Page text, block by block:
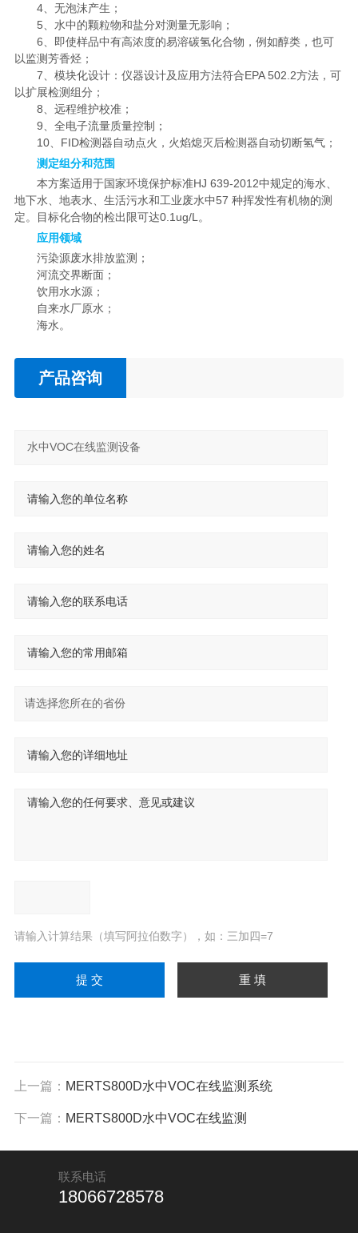
4、无泡沫产生；
5、水中的颗粒物和盐分对测量无影响；
6、即使样品中有高浓度的易溶碳氢化合物，例如醇类，也可
以监测芳香烃；
7、模块化设计：仪器设计及应用方法符合EPA 502.2方法，可
以扩展检测组分；
8、远程维护校准；
9、全电子流量质量控制；
10、FID检测器自动点火，火焰熄灭后检测器自动切断氢气；
测定组分和范围
本方案适用于国家环境保护标准HJ 639-2012中规定的海水、
地下水、地表水、生活污水和工业废水中57 种挥发性有机物的测
定。目标化合物的检出限可达0.1ug/L。
应用领域
污染源废水排放监测；
河流交界断面；
饮用水水源；
自来水厂原水；
海水。
产品咨询
请输入计算结果（填写阿拉伯数字），如：三加四=7
上一篇： MERTS800D水中VOC在线监测系统
下一篇： MERTS800D水中VOC在线监测
联系电话
18066728578